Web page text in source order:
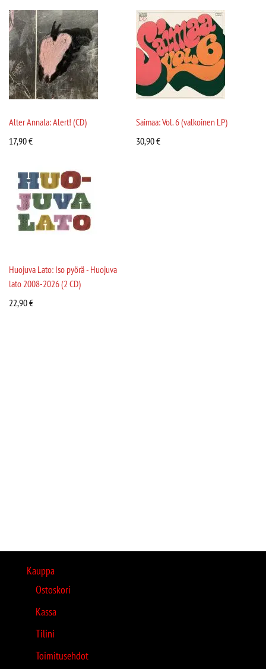
Alter Annala: Alert! (CD)
17,90€
Saimaa: Vol. 6 (valkoinen LP)
30,90€
Huojuva Lato: Iso pyörä - Huojuva
lato 2008-2026 (2 CD)
22,90€
Kauppa
Ostoskori
Kassa
Tilini
Toimitusehdot